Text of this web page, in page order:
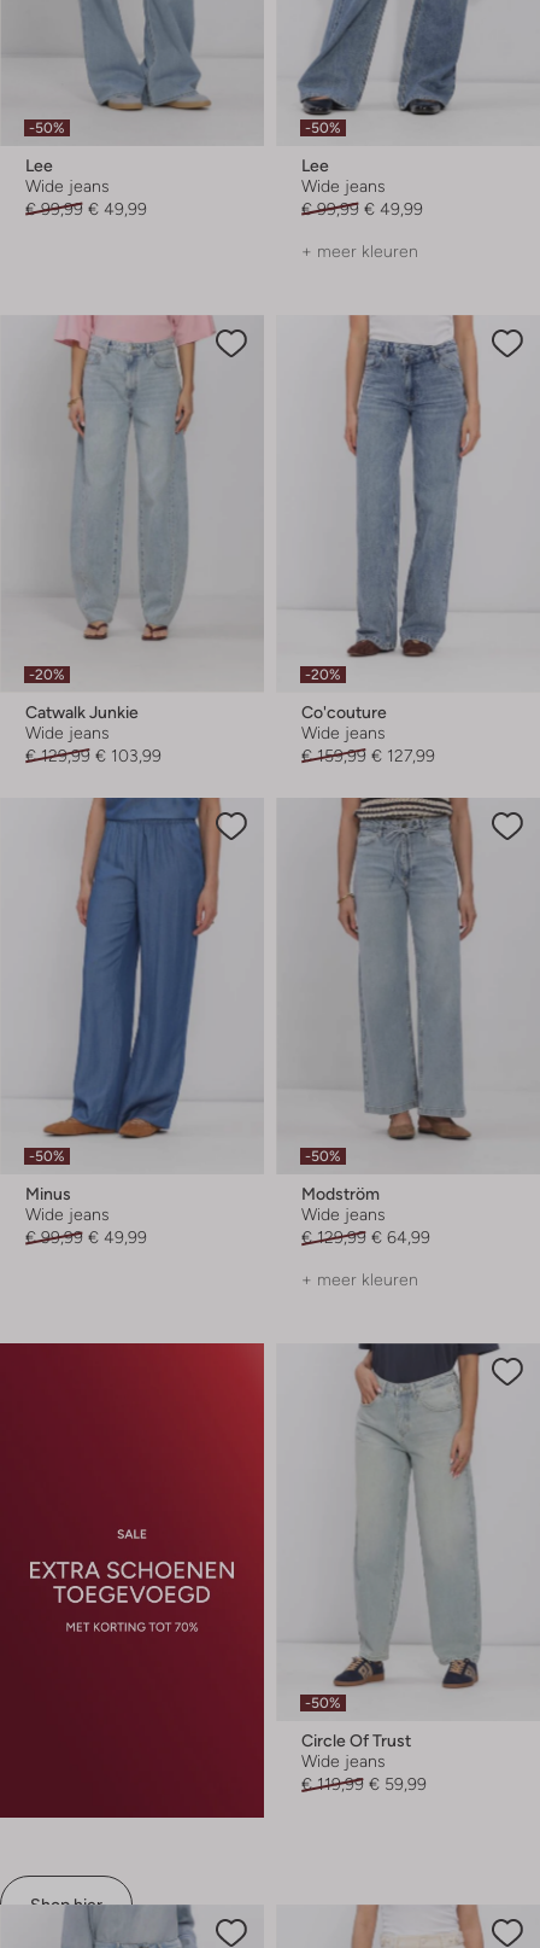
-50%
Lee
Wide jeans
€ 99,99 € 49,99
-50%
Lee
Wide jeans
€ 99,99 € 49,99
+ meer kleuren
-20%
Catwalk Junkie
Wide jeans
€ 129,99 € 103,99
-20%
Co'couture
Wide jeans
€ 159,99 € 127,99
-50%
Minus
Wide jeans
€ 99,99 € 49,99
-50%
Modström
Wide jeans
€ 129,99 € 64,99
+ meer kleuren
Shop hier
-50%
Circle Of Trust
Wide jeans
€ 119,99 € 59,99